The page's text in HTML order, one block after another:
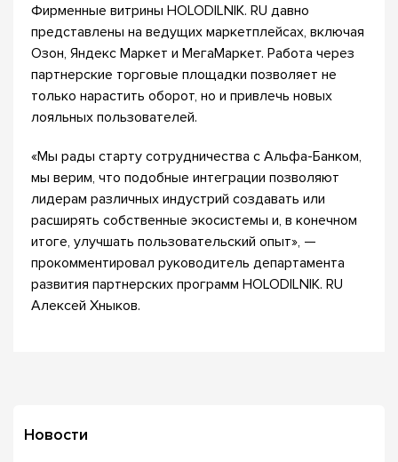
Фирменные витрины HOLODILNIK. RU давно
представлены на ведущих маркетплейсах, включая
Озон, Яндекс Маркет и МегаМаркет. Работа через
партнерские торговые площадки позволяет не
только нарастить оборот, но и привлечь новых
лояльных пользователей.
«Мы рады старту сотрудничества с Альфа-Банком,
мы верим, что подобные интеграции позволяют
лидерам различных индустрий создавать или
расширять собственные экосистемы и, в конечном
итоге, улучшать пользовательский опыт», —
прокомментировал руководитель департамента
развития партнерских программ HOLODILNIK. RU
Алексей Хныков.
Новости